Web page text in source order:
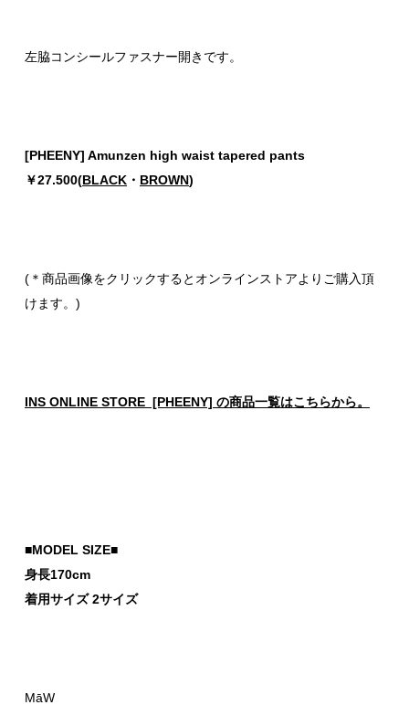
左脇コンシールファスナー開きです。
[PHEENY] Amunzen high waist tapered pants
￥27.500(BLACK ・ BROWN)
(＊商品画像をクリックするとオンラインストアよりご購入頂
けます。)
INS ONLINE STORE [PHEENY] の商品一覧はこちらから。
■MODEL SIZE■
身長170cm
着用サイズ 2サイズ
MāW